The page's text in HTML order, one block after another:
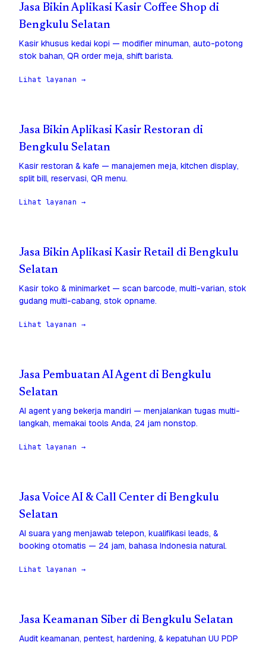
Jasa Bikin Aplikasi Kasir Coffee Shop di
Bengkulu Selatan
Kasir khusus kedai kopi — modifier minuman, auto-potong
stok bahan, QR order meja, shift barista.
Lihat layanan →
Jasa Bikin Aplikasi Kasir Restoran di
Bengkulu Selatan
Kasir restoran & kafe — manajemen meja, kitchen display,
split bill, reservasi, QR menu.
Lihat layanan →
Jasa Bikin Aplikasi Kasir Retail di Bengkulu
Selatan
Kasir toko & minimarket — scan barcode, multi-varian, stok
gudang multi-cabang, stok opname.
Lihat layanan →
Jasa Pembuatan AI Agent di Bengkulu
Selatan
AI agent yang bekerja mandiri — menjalankan tugas multi-
langkah, memakai tools Anda, 24 jam nonstop.
Lihat layanan →
Jasa Voice AI & Call Center di Bengkulu
Selatan
AI suara yang menjawab telepon, kualifikasi leads, &
booking otomatis — 24 jam, bahasa Indonesia natural.
Lihat layanan →
Jasa Keamanan Siber di Bengkulu Selatan
Audit keamanan, pentest, hardening, & kepatuhan UU PDP